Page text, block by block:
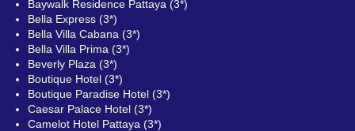
Baywalk Residence Pattaya (3*)
Bella Express (3*)
Bella Villa Cabana (3*)
Bella Villa Prima (3*)
Beverly Plaza (3*)
Boutique Hotel (3*)
Boutique Paradise Hotel (3*)
Caesar Palace Hotel (3*)
Camelot Hotel Pattaya (3*)